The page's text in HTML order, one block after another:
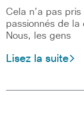
Cela n’a pas
passionnés de la
Nous, les gens
Lisez la suite